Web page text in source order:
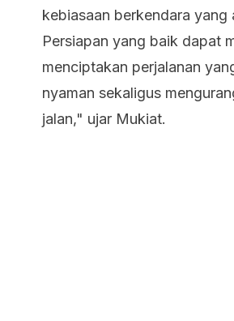
kebiasaan berkendara yang
Persiapan yang baik dapat
menciptakan perjalanan
nyaman sekaligus
jalan," ujar Mukiat.